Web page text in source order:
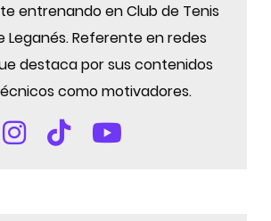
entrenando en Club de Tenis
Leganés. Referente en redes
destaca por sus contenidos
como motivadores.